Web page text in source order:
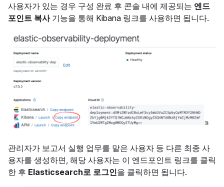
사용자가 있는 경우 구성 완료 후 콘솔 내에 제공되는 엔드
포인트 복사기능을 통해 Kibana 링크를 사용하면 됩니다.
관리자가 보고서 실행 업무를 맡은 사용자 등 다른 최종 사
용자를 생성하면, 해당 사용자는 이 엔드포인트 링크를 클릭
한 후 Elasticsearch로 로그인을 클릭하면 됩니다.